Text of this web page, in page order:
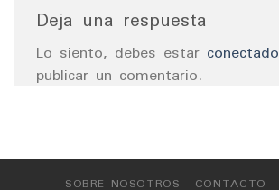
Deja una respuesta
Lo siento, debes estar conectado
publicar un comentario.
SOBRE NOSOTROS CONTACTO